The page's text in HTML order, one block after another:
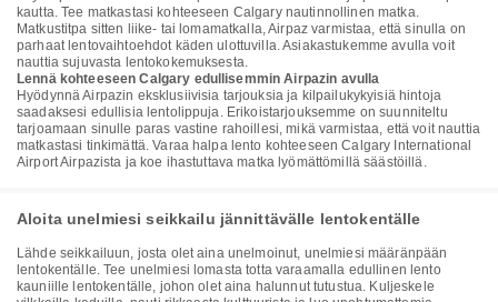
kautta. Tee matkastasi kohteeseen Calgary nautinnollinen matka.
Matkustitpa sitten liike- tai lomamatkalla, Airpaz varmistaa, että sinulla on
parhaat lentovaihtoehdot käden ulottuvilla. Asiakastukemme avulla voit
nauttia sujuvasta lentokokemuksesta.
Lennä kohteeseen Calgary edullisemmin Airpazin avulla
Hyödynnä Airpazin eksklusiivisia tarjouksia ja kilpailukykyisiä hintoja
saadaksesi edullisia lentolippuja. Erikoistarjouksemme on suunniteltu
tarjoamaan sinulle paras vastine rahoillesi, mikä varmistaa, että voit nauttia
matkastasi tinkimättä. Varaa halpa lento kohteeseen Calgary International
Airport Airpazista ja koe ihastuttava matka lyömättömillä säästöillä.
Aloita unelmiesi seikkailu jännittävälle lentokentälle
Lähde seikkailuun, josta olet aina unelmoinut, unelmiesi määränpään
lentokentälle. Tee unelmiesi lomasta totta varaamalla edullinen lento
kauniille lentokentälle, johon olet aina halunnut tutustua. Kuljeskele